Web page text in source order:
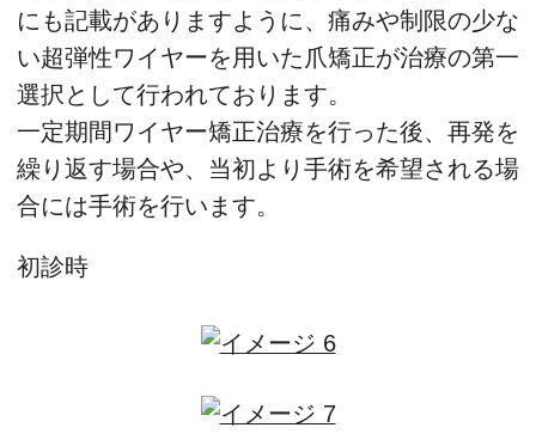
にも記載がありますように、痛みや制限の少な
い超弾性ワイヤーを用いた爪矯正が治療の第一
選択として行われております。
一定期間ワイヤー矯正治療を行った後、再発を
繰り返す場合や、当初より手術を希望される場
合には手術を行います。
初診時